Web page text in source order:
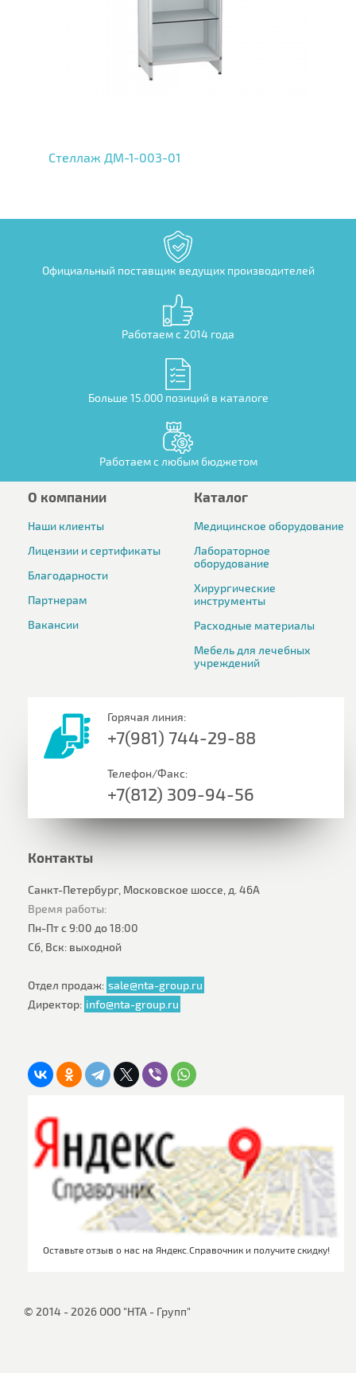
Стеллаж ДМ-1-003-01
Официальный поставщик ведущих производителей
Работаем с 2014 года
Больше 15.000 позиций в каталоге
Работаем с любым бюджетом
О компании
Наши клиенты
Лицензии и сертификаты
Благодарности
Партнерам
Вакансии
Каталог
Медицинское оборудование
Лабораторное
оборудование
Хирургические
инструменты
Расходные материалы
Мебель для лечебных
учреждений
Горячая линия:
+7(981) 744-29-88
Телефон/Факс:
+7(812) 309-94-56
Контакты
Санкт-Петербург, Московское шоссе, д. 46А
Время работы:
Пн-Пт с 9:00 до 18:00
Сб, Вск: выходной
Отдел продаж: sale@nta-group.ru
Директор: info@nta-group.ru
Оставьте отзыв о нас на Яндекс.Справочник и получите скидку!
© 2014 - 2026 ООО "НТА - Групп"